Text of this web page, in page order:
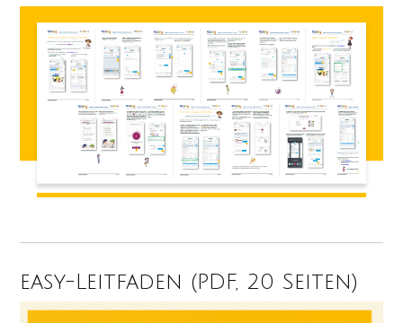
easy-Leitfaden (PDF, 20 Seiten)